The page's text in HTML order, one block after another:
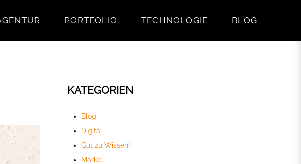
PORTFOLIO TECHNOLOGIE BLOG
KATEGORIEN
Blog
Digital
Gut zu Wissen!
Marke